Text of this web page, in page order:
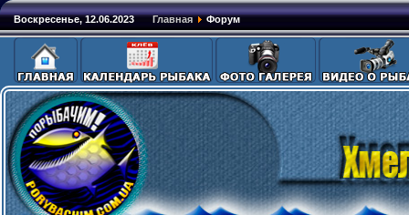
Воскресенье, 12.06.2023 Главная Форум